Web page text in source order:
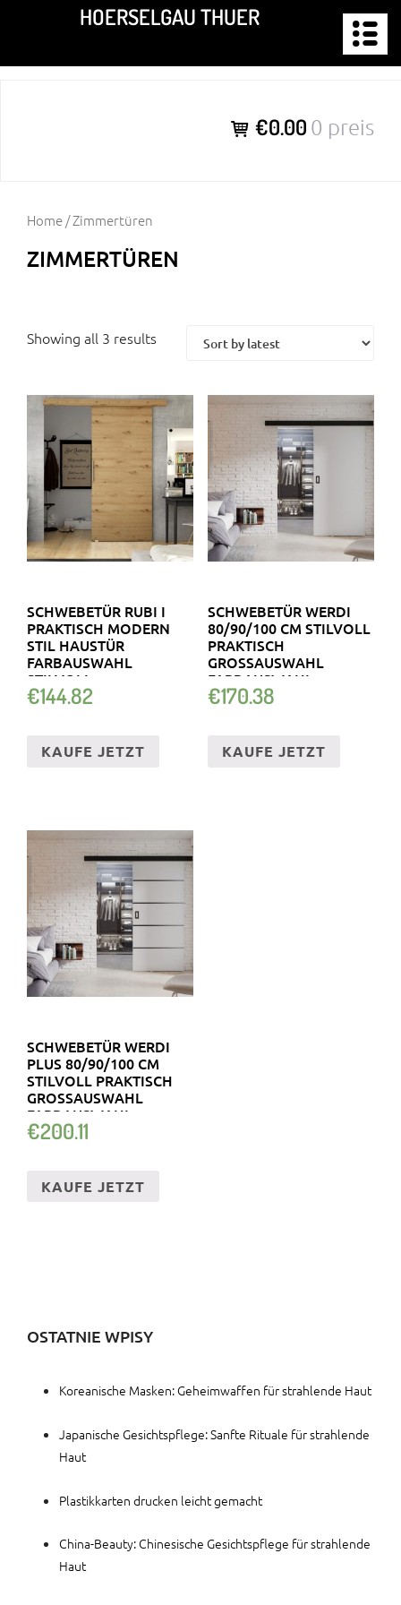
springen
HOERSELGAU THUER
€0.00 0 preis
Home/ Zimmertüren
ZIMMERTÜREN
Showing all 3 results
SCHWEBETÜR RUBI I
PRAKTISCH MODERN
STIL HAUSTÜR
FARBAUSWAHL
STILVOLL
ZIMMERTÜREN
€144.82
KAUFE JETZT
SCHWEBETÜR WERDI
80/90/100 CM STILVOLL
PRAKTISCH
GROSSAUSWAHL F
ARBAUSWAHL M
ODERN
€170.38
KAUFE JETZT
SCHWEBETÜR WERDI
PLUS 80/90/100 CM
STILVOLL PRAKTISCH
GROSSAUSWAHL F
ARBAUSWAHL
€200.11
KAUFE JETZT
OSTATNIE WPISY
Koreanische Masken: Geheimwaffen für strahlende Haut
Japanische Gesichtspflege: Sanfte Rituale für strahlende
Haut
Plastikkarten drucken leicht gemacht
China-Beauty: Chinesische Gesichtspflege für strahlende
Haut